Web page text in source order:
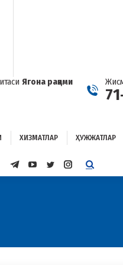
Ягона рақами
ХИЗМАТЛАР ҲУЖЖАТЛАР
TELEGRAM
YOUTUBE
TWITTERINSTAGRAM